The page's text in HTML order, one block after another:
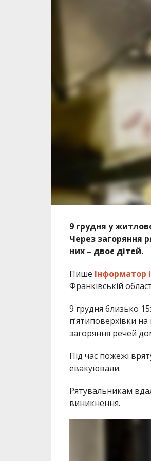
9 грудня у
Через загоряння
них – двоє дітей.
Пише Інформатор
Франківській
9 грудня близько
п’ятиповерхівки
загоряння речей
Під час пожежі
евакуювали.
Рятувальникам
виникнення.